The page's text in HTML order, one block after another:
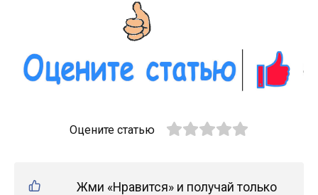
Оцените статью
Жми «Нравится» и получай только